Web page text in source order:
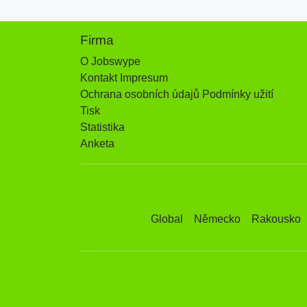
Firma
O Jobswype
Kontakt Impresum
Ochrana osobních údajů Podmínky užití
Tisk
Statistika
Anketa
Global Německo Rakousko